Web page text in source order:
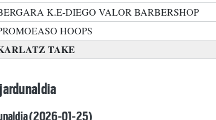
K.E-DIEGO VALOR BARBERSHOP
HOOPS
TAKE
(2026-01-25)